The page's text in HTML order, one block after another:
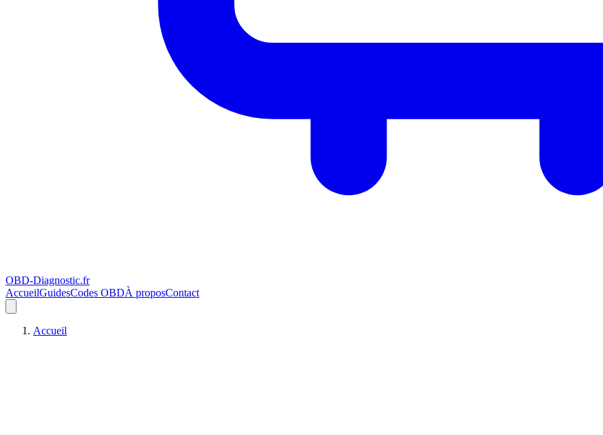
OBD-Diagnostic.fr
AccueilGuidesCodes OBDÀ proposContact
Accueil